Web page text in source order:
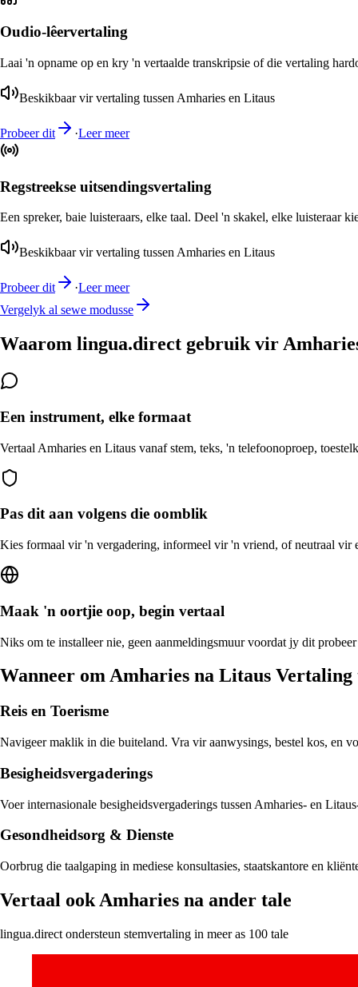
Oudio-lêervertaling
Laai 'n opname op en kry 'n vertaalde transkripsie of die vertaling
Beskikbaar vir vertaling tussen Amharies en Litaus
Probeer dit ·Leer meer
Regstreekse uitsendingsvertaling
Een spreker, baie luisteraars, elke taal. Deel 'n skakel, elke luisteraar
Beskikbaar vir vertaling tussen Amharies en Litaus
Probeer dit ·Leer meer
Vergelyk al sewe modusse
Waarom lingua.direct gebruik vir
Een instrument, elke formaat
Vertaal Amharies en Litaus vanaf stem, teks, 'n telefoonoproep,
Pas dit aan volgens die oomblik
Kies formaal vir 'n vergadering, informeel vir 'n vriend, of neutraal vir
Maak 'n oortjie oop, begin vertaal
Niks om te installeer nie, geen aanmeldingsmuur voordat jy dit
Wanneer om Amharies na Litaus
Reis en Toerisme
Navigeer maklik in die buiteland. Vra vir aanwysings, bestel kos, en
Besigheidsvergaderings
Voer internasionale besigheidsvergaderings tussen Amharies- en
Gesondheidsorg & Dienste
Oorbrug die taalgaping in mediese konsultasies, staatskantore en
Vertaal ook Amharies na ander tale
lingua.direct ondersteun stemvertaling in meer as 100 tale